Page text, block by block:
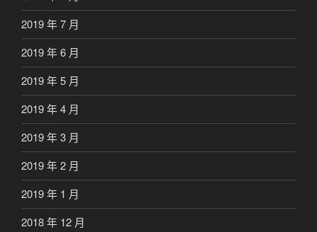
2019 年 7 月
2019 年 6 月
2019 年 5 月
2019 年 4 月
2019 年 3 月
2019 年 2 月
2019 年 1 月
2018 年 12 月